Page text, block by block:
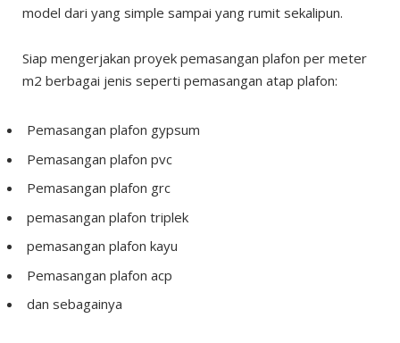
model dari yang simple sampai yang rumit sekalipun.
Siap mengerjakan proyek pemasangan plafon per meter
m2 berbagai jenis seperti pemasangan atap plafon:
Pemasangan plafon gypsum
Pemasangan plafon pvc
Pemasangan plafon grc
pemasangan plafon triplek
pemasangan plafon kayu
Pemasangan plafon acp
dan sebagainya